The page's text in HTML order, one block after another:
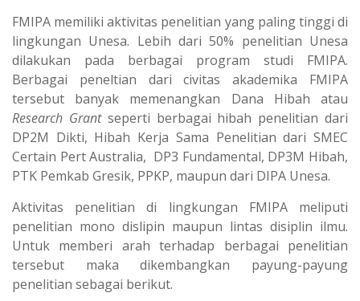
FMIPA memiliki aktivitas penelitian yang paling tinggi di
lingkungan Unesa. Lebih dari 50% penelitian Unesa
dilakukan pada berbagai program studi FMIPA.
Berbagai peneltian dari civitas akademika FMIPA
tersebut banyak memenangkan Dana Hibah atau
Research Grantseperti berbagai hibah penelitian dari
DP2M Dikti, Hibah Kerja Sama Penelitian dari SMEC
Certain Pert Australia, DP3 Fundamental, DP3M Hibah,
PTK Pemkab Gresik, PPKP, maupun dari DIPA Unesa.
Aktivitas penelitian di lingkungan FMIPA meliputi
penelitian mono dislipin maupun lintas disiplin ilmu.
Untuk memberi arah terhadap berbagai penelitian
tersebut maka dikembangkan payung-payung
penelitian sebagai berikut.